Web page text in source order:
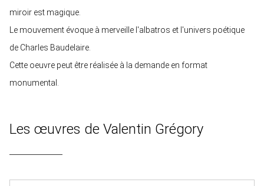
miroir est magique.
Le mouvement évoque à merveille l'albatros et l'univers poétique
de Charles Baudelaire.
Cette oeuvre peut être réalisée à la demande en format
monumental.
Les œuvres de Valentin Grégory